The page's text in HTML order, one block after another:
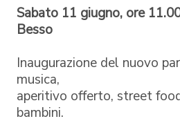
Sabato 11 giugno, ore
Besso
Inaugurazione del nuovo
musica,
aperitivo offerto, street
bambini.